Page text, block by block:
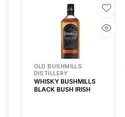
OLD BUSHMILLS
DISTILLERY
WHISKY BUSHMILLS
BLACK BUSH IRISH